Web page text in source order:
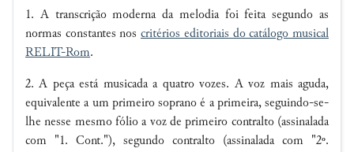
1. A transcrição moderna da melodia foi feita segundo as
normas constantes nos critérios editoriais do catálogo musical
RELIT-Rom.
2. A peça está musicada a quatro vozes. A voz mais aguda,
equivalente a um primeiro soprano é a primeira, seguindo-se-
lhe nesse mesmo fólio a voz de primeiro contralto (assinalada
com "1. Cont."), segundo contralto (assinalada com "2º.